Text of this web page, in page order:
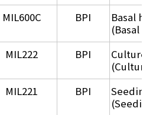
MIL600C BPI
Basal
(Basal
MIL222 BPI
Culture
(Culture
MIL221 BPI
Seeding